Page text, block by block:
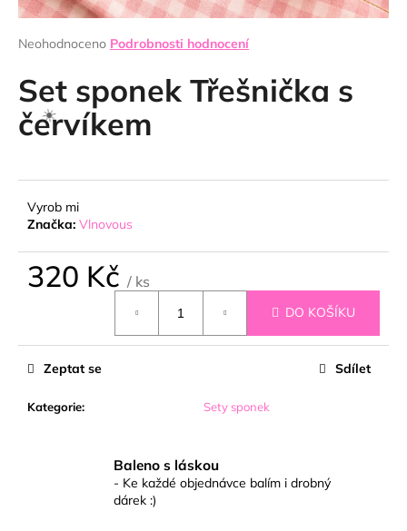
Průměrné
produktu
je
0,0
z
Neohodnoceno Podrobnosti hodnocení
Set sponek Třešnička s
červíkem
Vyrob mi
Značka: Vlnovous
320 Kč / ks
DO KOŠÍKU
Kategorie: Sety sponek
Zeptat se Sdílet
Baleno s láskou
- Ke každé objednávce balím i drobný
dárek :)
a
j
t
?
D
o